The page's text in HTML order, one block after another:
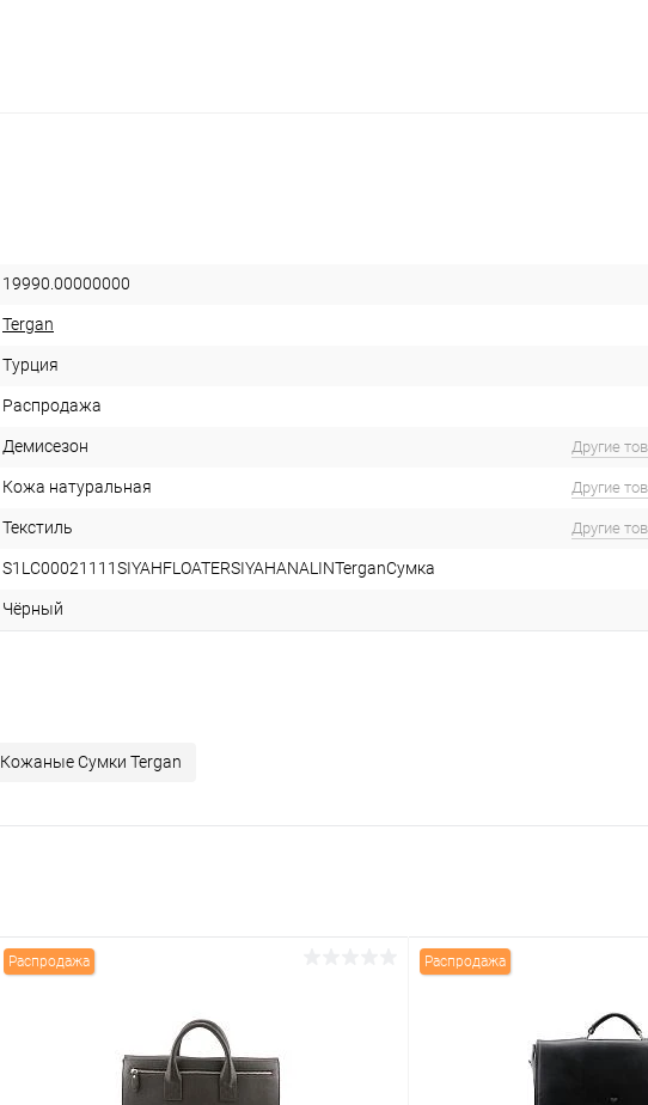
19990.00000000
Tergan
Турция
Распродажа
Демисезон Другие
Кожа натуральная Другие
Текстиль Другие
S1LC00021111SIYAHFLOATERSIYAHANALINTerganСумка
Чёрный
Кожаные Сумки Tergan
Распродажа Распродажа